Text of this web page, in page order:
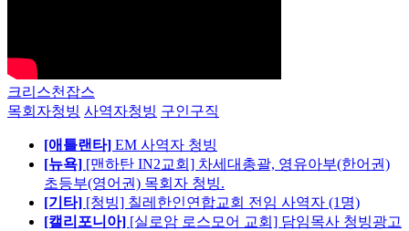
크리스천잡스
목회자청빙 사역자청빙 구인구직
[애틀랜타] EM 사역자 청빙
[뉴욕] [맨하탄 IN2교회] 차세대총괄, 영유아부(한어권)
초등부(영어권) 목회자 청빙.
[기타] [청빙] 칠레한인연합교회 전임 사역자 (1명)
[캘리포니아] [실로암 로스모어 교회] 담임목사 청빙광고